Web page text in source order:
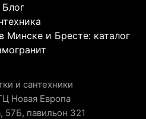
Блог
Минске и Бресте: каталог
и сантехники
Новая Европа
57Б, павильон 321